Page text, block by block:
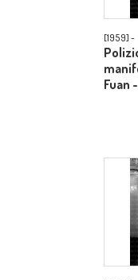
[1959] -
Fuan